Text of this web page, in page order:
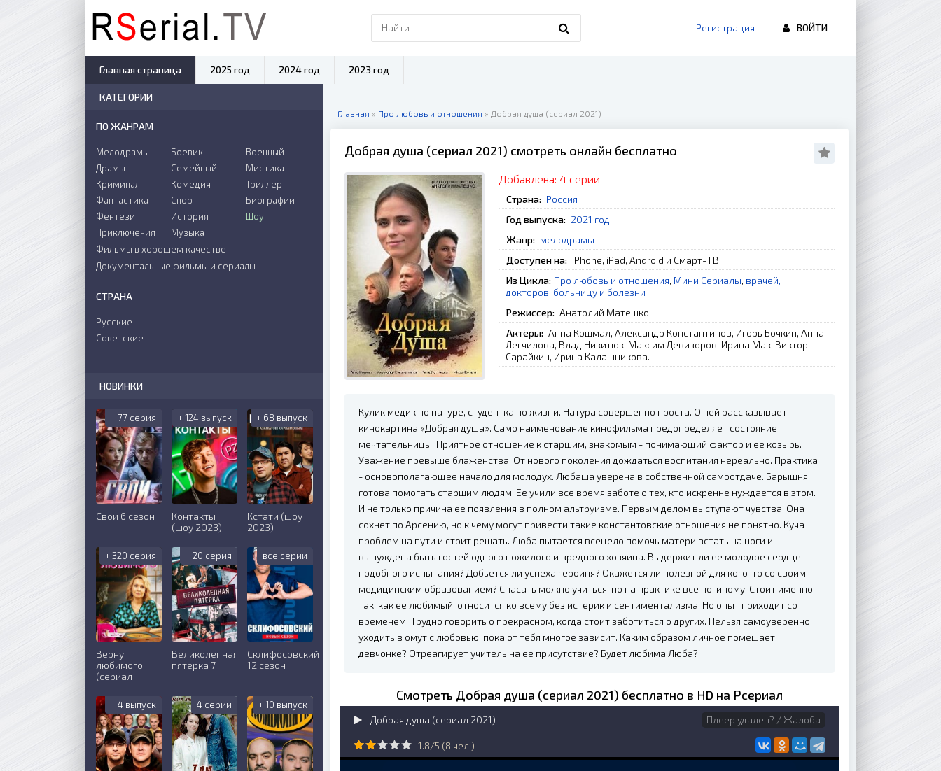
Главная » Про любовь и отношения » Добрая душа (сериал 2021)
Добрая душа (сериал 2021) смотреть онлайн бесплатно
Добавлена: 4 серии
Страна: Россия
Год выпуска: 2021 год
Жанр: мелодрамы
Доступен на: iPhone, iPad, Android и Смарт-ТВ
Из Цикла: Про любовь и отношения, Мини Сериалы, врачей,
докторов, больницу и болезни
Режиссер: Анатолий Матешко
Актёры: Анна Кошмал, Александр Константинов, Игорь Бочкин, Анна
Легчилова, Влад Никитюк, Максим Девизоров, Ирина Мак, Виктор
Сарайкин, Ирина Калашникова.
Кулик медик по натуре, студентка по жизни. Натура совершенно проста. О ней рассказывает
кинокартина «Добрая душа». Само наименование кинофильма предопределяет состояние
мечтательницы. Приятное отношение к старшим, знакомым - понимающий фактор и ее козырь.
Уважение превыше блаженства. От нового поколения дождаться воспитания нереально. Практика
- основополагающее начало для молодух. Любаша уверена в собственной самоотдаче. Барышня
готова помогать старшим людям. Ее учили все время заботе о тех, кто искренне нуждается в этом.
И не только причина ее появления в полном альтруизме. Первым делом выступают чувства. Она
сохнет по Арсению, но к чему могут привести такие константовские отношения не понятно. Куча
проблем на пути и стоит решать. Люба пытается всецело помочь матери встать на ноги и
вынуждена быть гостей одного пожилого и вредного хозяина. Выдержит ли ее молодое сердце
подобного испытания? Добьется ли успеха героиня? Окажется ли полезной для кого-то со своим
медицинским образованием? Спасать можно учиться, но на практике все по-иному. Стоит именно
так, как ее любимый, относится ко всему без истерик и сентиментализма. Но опыт приходит со
временем. Трудно говорить о прекрасном, когда стоит заботиться о других. Нельзя самоуверенно
уходить в омут с любовью, пока от тебя многое зависит. Каким образом личное помешает
девчонке? Отреагирует учитель на ее присутствие? Будет любима Люба?
Смотреть Добрая душа (сериал 2021) бесплатно в HD на Рсериал
Добрая душа (сериал 2021) Плеер удален? / Жалоба
1.8/5 (8 чел.)
КАТЕГОРИИ
ПО ЖАНРАМ
Мелодрамы
Драмы
Криминал
Боевик
Семейный
Комедия
Военный
Мистика
Триллер
Фантастика
Фентези
Приключения
Спорт
История
Музыка
Биографии
Шоу
Фильмы в хорошем качестве
Документальные фильмы и сериалы
СТРАНА
Русские
Советские
НОВИНКИ
+ 77 серия
Свои 6 сезон
+ 124 выпуск
Контакты
(шоу 2023)
+ 68 выпуск
Кстати (шоу
2023)
+ 320 серия
Верну
любимого
(сериал
+ 20 серия
Великолепная
пятерка 7
все серии
Склифосовский
12 сезон
+ 4 выпуск 4 серии + 10 выпуск
Регистрация ВОЙТИ
Главная страница 2025 год 2024 год 2023 год